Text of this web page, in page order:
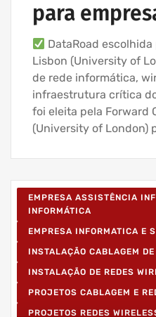
para
DataRoad
Lisbon (University of
de rede informática,
infraestrutura crítica
foi eleita pela Forward
(University of London)
EMPRESA ASSISTÊNCIA
INFORMÁTICA
EMPRESA INFORMATICA E
INSTALAÇÃO CABLAGEM DE
INSTALAÇÃO DE REDES
PROJETOS CABLAGEM E
PROJETOS REDES